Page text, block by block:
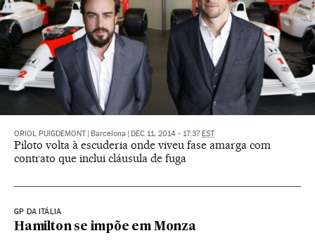
ORIOL PUIGDEMONT Barcelona DEC 11, 2014 - 17:37 EST
Piloto volta à escuderia onde viveu fase amarga com
contrato que inclui cláusula de fuga
GP DA ITÁLIA
Hamilton se impõe em Monza